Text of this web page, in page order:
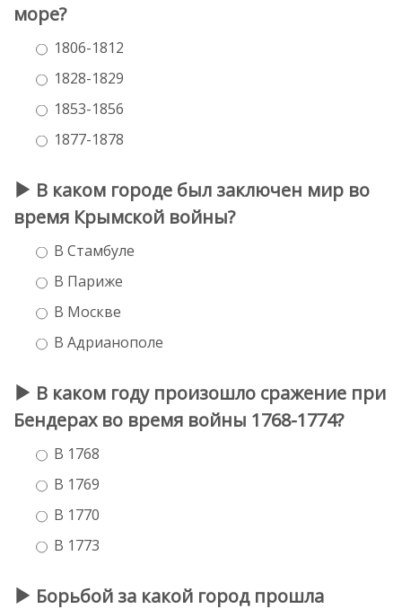
море?
1806-1812
1828-1829
1853-1856
1877-1878
В каком городе был заключен мир во
время Крымской войны?
В Стамбуле
В Париже
В Москве
В Адрианополе
В каком году произошло сражение при
Бендерах во время войны 1768-1774?
В 1768
В 1769
В 1770
В 1773
Борьбой за какой город прошла